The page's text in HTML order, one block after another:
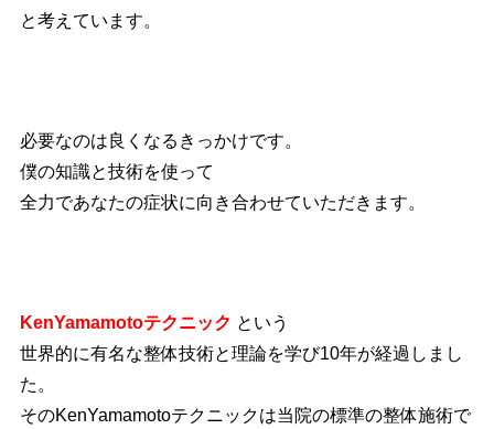
と考えています。
必要なのは良くなるきっかけです。
僕の知識と技術を使って
全力であなたの症状に向き合わせていただきます。
KenYamamotoテクニック という
世界的に有名な整体技術と理論を学び10年が経過しまし
た。
そのKenYamamotoテクニックは当院の標準の整体施術で